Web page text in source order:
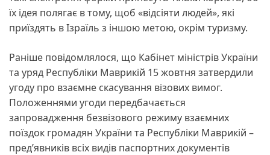
їх ідея полягає в тому, щоб «відсіяти людей», які
приїздять в Ізраїль з іншою метою, окрім туризму.
Раніше повідомлялося, що Кабінет міністрів України
та уряд Республіки Маврикій 15 жовтня затвердили
угоду про взаємне скасування візових вимог.
Положеннями угоди передбачається
запровадження безвізового режиму взаємних
поїздок громадян України та Республіки Маврикій –
предʼявників всіх видів паспортних документів